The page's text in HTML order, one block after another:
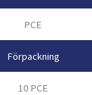
PCE
Förpackning
10 PCE